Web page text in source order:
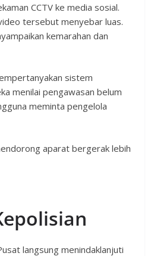
CCTV ke media sosial.
tersebut menyebar luas.
kemarahan dan
sistem
menilai pengawasan belum
meminta pengelola
aparat bergerak lebih
langsung menindaklanjuti